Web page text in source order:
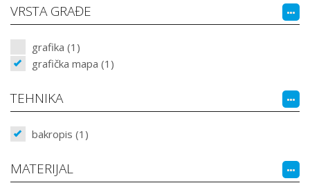
VRSTA GRAĐE
grafika (1)
grafička mapa (1)
TEHNIKA
bakropis (1)
MATERIJAL